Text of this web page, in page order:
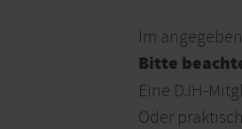
Im
Bitte
Eine DJH-
Oder